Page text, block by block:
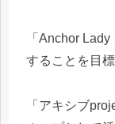
「Anchor
することを目
「アキシブ